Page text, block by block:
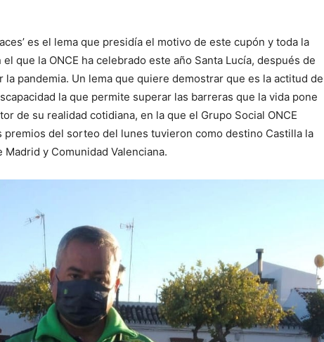
es el lema que presidía el motivo de este cupón y toda la
que la ONCE ha celebrado este año Santa Lucía, después de
la pandemia. Un lema que quiere demostrar que es la actitud de
la que permite superar las barreras que la vida pone
de su realidad cotidiana, en la que el Grupo Social ONCE
premios del sorteo del lunes tuvieron como destino Castilla la
Madrid y Comunidad Valenciana.